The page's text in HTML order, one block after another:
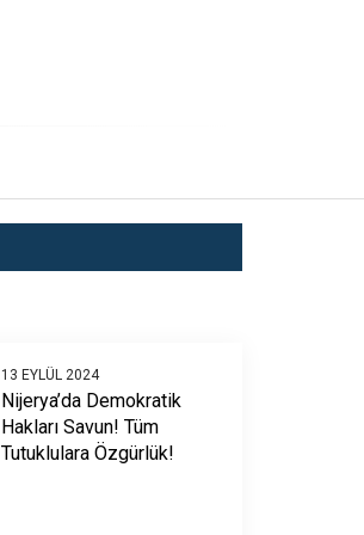
13 EYLÜL 2024
Nijerya’da Demokratik
Hakları Savun! Tüm
Tutuklulara Özgürlük!